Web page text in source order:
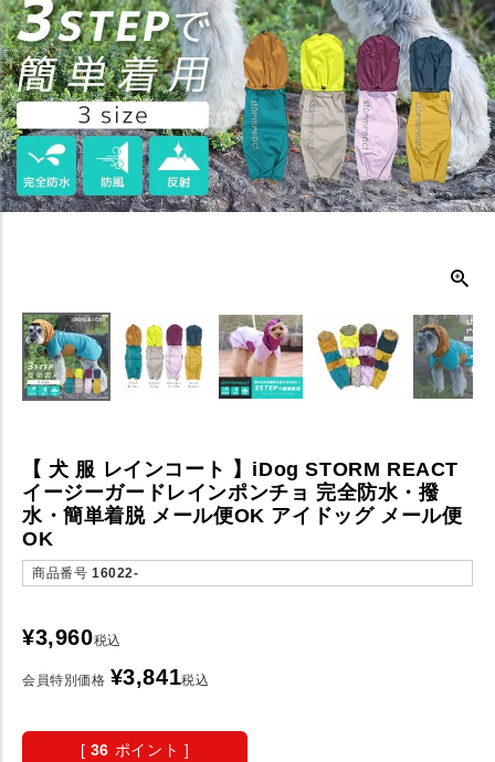
【 犬 服 レインコート 】iDog STORM REACT
イージーガードレインポンチョ 完全防水・撥
水・簡単着脱 メール便OK アイドッグ メール便
OK
商品番号 16022-
¥3,960税込
会員特別価格 ¥3,841税込
[ 36 ポイント ]